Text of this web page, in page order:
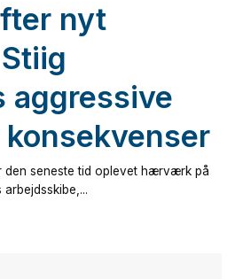
nyt
aggressive
den seneste tid oplevet hærværk på